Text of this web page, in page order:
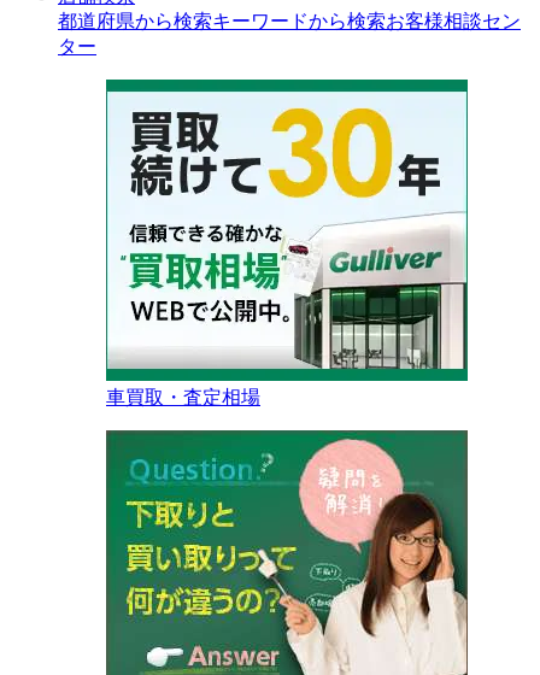
都道府県から検索キーワードから検索お客様相談セン
ター
車買取・査定相場